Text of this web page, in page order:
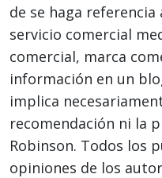
de se haga
servicio comercial
comercial, marca
información en un
implica
recomendación ni la
Robinson. Todos los
opiniones de los